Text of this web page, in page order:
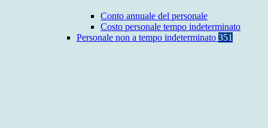
Conto annuale del personale
Costo personale tempo indeterminato
Personale non a tempo indeterminato 351